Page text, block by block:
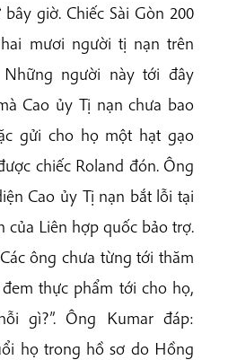
giờ. Chiếc Sài Gòn 200
mươi người tị nạn trên
Những người này tới đây
Cao ủy Tị nạn chưa bao
gửi cho họ một hạt gạo
chiếc Roland đón. Ông
Cao ủy Tị nạn bắt lỗi tại
của Liên hợp quốc bảo trợ.
ông chưa từng tới thăm
thực phẩm tới cho họ,
gì?”. Ông Kumar đáp:
họ trong hồ sơ do Hồng